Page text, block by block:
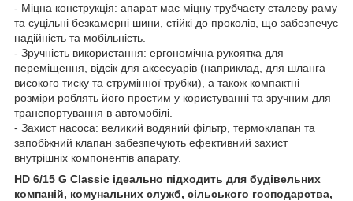
- Міцна конструкція: апарат має міцну трубчасту сталеву раму
та суцільні безкамерні шини, стійкі до проколів, що забезпечує
надійність та мобільність.
- Зручність використання: ергономічна рукоятка для
переміщення, відсік для аксесуарів (наприклад, для шланга
високого тиску та струмінної трубки), а також компактні
розміри роблять його простим у користуванні та зручним для
транспортування в автомобілі.
- Захист насоса: великий водяний фільтр, термоклапан та
запобіжний клапан забезпечують ефективний захист
внутрішніх компонентів апарату.
HD 6/15 G Classic ідеально підходить для будівельних
компаній, комунальних служб, сільського господарства,